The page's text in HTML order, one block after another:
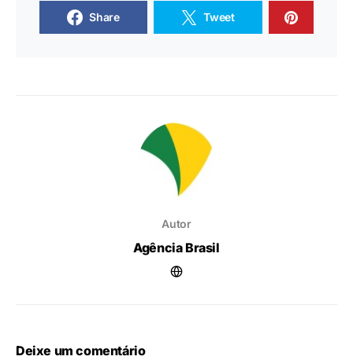
Share Tweet
Autor
Agência Brasil
Deixe um comentário